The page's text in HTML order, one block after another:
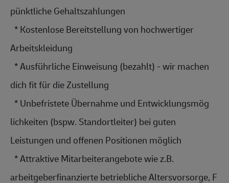
pünktliche Gehaltszahlungen
  * Kostenlose Bereitstellung von hochwertiger
Arbeitskleidung
dich fit für die Zustellung
  * Unbefristete Übernahme und E
ntwicklungsmög
lichkeiten (bspw. Standortleiter) bei guten
Leistungen und offenen Positionen möglich
  * Attraktive
Mitarbeiterangebote wie z.B.
arbeitgeberfinanzierte betriebliche Altersvorsorge, F